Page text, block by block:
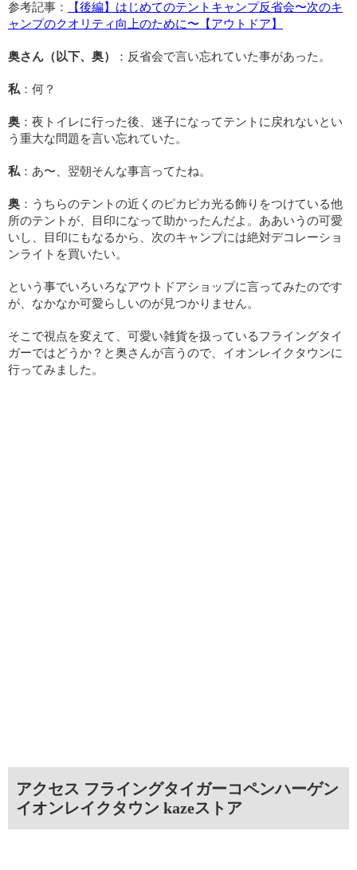
参考記事：
【後編】はじめてのテントキャンプ反省会〜次のキ
ャンプのクオリティ向上のために〜【アウトドア】
奥さん（以下、奥） ：反省会で言い忘れていた事があった。
私：何？
奥 ：夜トイレに行った後、迷子になってテントに戻れないとい
う重大な問題を言い忘れていた。
私：あ〜、翌朝そんな事言ってたね。
奥 ：うちらのテントの近くのピカピカ光る飾りをつけている他
所のテントが、目印になって助かったんだよ。ああいうの可愛
いし、目印にもなるから、次のキャンプには絶対デコレーショ
ンライトを買いたい。
という事でいろいろなアウトドアショップに言ってみたのです
が、なかなか可愛らしいのが見つかりません。
そこで視点を変えて、可愛い雑貨を扱っているフライングタイ
ガーではどうか？と奥さんが言うので、イオンレイクタウンに
行ってみました。
アクセス フライングタイガーコペンハーゲン
イオンレイクタウン kazeストア